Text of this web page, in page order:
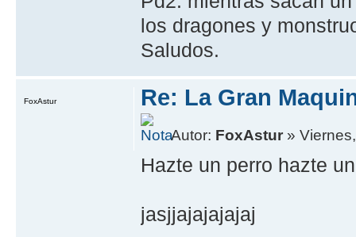
los dragones y
Saludos.
Re: La Gran
Autor: FoxAstur »
Hazte un perro hazte
jasjjajajajajaj
FoxAstur